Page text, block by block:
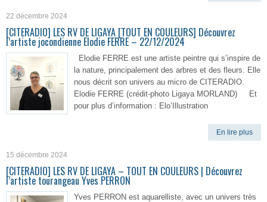
22 décembre 2024
[CITERADIO] LES RV DE LIGAYA [TOUT EN COULEURS] Découvrez
l’artiste jocondienne Elodie FERRE – 22/12/2024
Elodie FERRE est une artiste peintre qui s’inspire de
la nature, principalement des arbres et des fleurs. Elle
nous décrit son univers au micro de CITERADIO.
Elodie FERRE (crédit-photo Ligaya MORLAND) Et
pour plus d’information : Elo’Illustration
En lire plus
15 décembre 2024
[CITERADIO] LES RV DE LIGAYA – TOUT EN COULEURS | Découvrez
l’artiste tourangeau Yves PERRON
Yves PERRON est aquarelliste, avec un univers très